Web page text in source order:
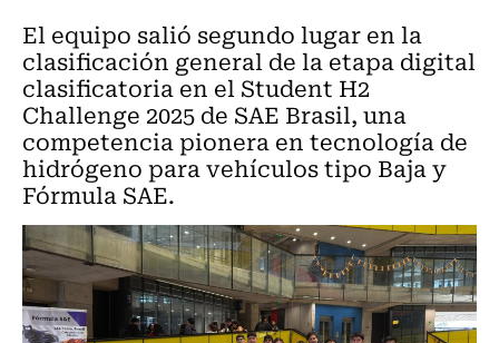
El equipo salió segundo lugar en la
clasificación general de la etapa digital
clasificatoria en el Student H2
Challenge 2025 de SAE Brasil, una
competencia pionera en tecnología de
hidrógeno para vehículos tipo Baja y
Fórmula SAE.